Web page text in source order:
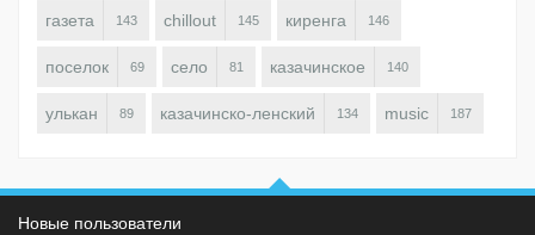
газета 143 chillout 145 киренга 146
поселок 69 село 81 казачинское 140
улькан 89 казачинско-ленский 134 music 187
Новые пользователи